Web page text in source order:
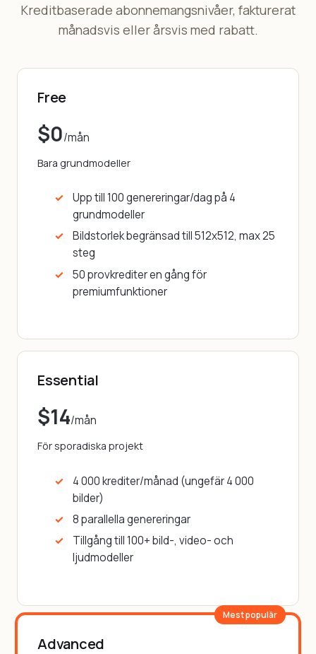
Kreditbaserade abonnemangsnivåer, fakturerat
månadsvis eller årsvis med rabatt.
Free
$0/mån
Bara grundmodeller
Upp till 100 genereringar/dag på 4
grundmodeller
Bildstorlek begränsad till 512x512, max 25
steg
50 provkrediter en gång för
premiumfunktioner
Essential
$14/mån
För sporadiska projekt
4 000 krediter/månad (ungefär 4 000
bilder)
8 parallella genereringar
Tillgång till 100+ bild-, video- och
ljudmodeller
Mest populär
Advanced